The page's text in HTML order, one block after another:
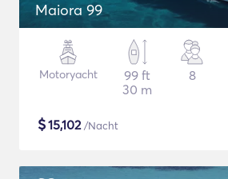
Maiora 99
Motoryacht
99 ft
30 m
8
$15,102/Nacht